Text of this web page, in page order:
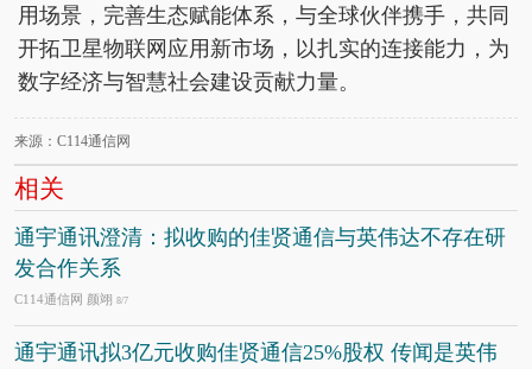
用场景，完善生态赋能体系，与全球伙伴携手，共同
开拓卫星物联网应用新市场，以扎实的连接能力，为
数字经济与智慧社会建设贡献力量。
来源：C114通信网
相关
通宇通讯澄清：拟收购的佳贤通信与英伟达不存在研
发合作关系
C114通信网 颜翊 8/7
通宇通讯拟3亿元收购佳贤通信25%股权 传闻是英伟